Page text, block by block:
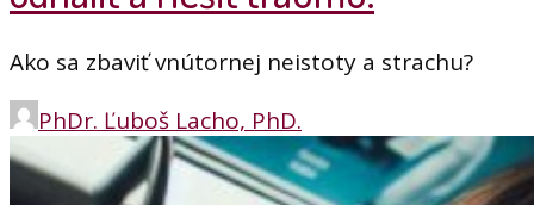
Ako sa zbaviť vnútornej neistoty a strachu?
PhDr. Ľuboš Lacho, PhD.